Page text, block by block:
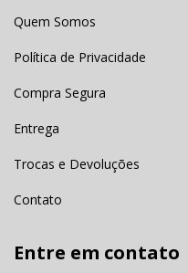
Quem Somos
Política de Privacidade
Compra Segura
Entrega
Trocas e Devoluções
Contato
Entre em contato